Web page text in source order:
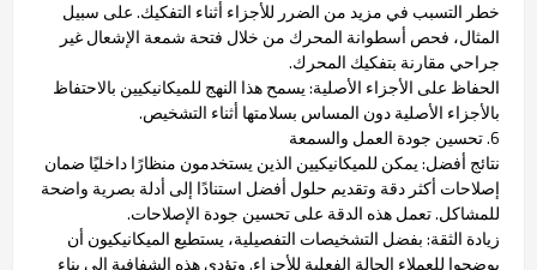
خطر التسبب في مزيد من الضرر للأجزاء أثناء التفكيك. على سبيل
المثال، فحص أسطوانة المحرك من خلال فتحة شمعة الإشعال غير
جراحي مقارنة بتفكيك المحرك.
الحفاظ على الأجزاء الأصلية: يسمح هذا النهج للميكانيكيين بالاحتفاظ
بالأجزاء الأصلية دون المساس بسلامتها أثناء التشخيص.
6. تحسين جودة العمل والسمعة
نتائج أفضل: يمكن للميكانيكيين الذين يستخدمون منظارًا داخليًا ضمان
إصلاحات أكثر دقة وتقديم حلول أفضل استنادًا إلى أدلة بصرية واضحة
للمشاكل. تعمل هذه الدقة على تحسين جودة الإصلاحات.
زيادة الثقة: بفضل التشخيصات التفصيلية، يستطيع الميكانيكيون أن
يوضحوا للعملاء الحالة الفعلية للأجزاء. وتؤدي هذه الشفافية إلى بناء